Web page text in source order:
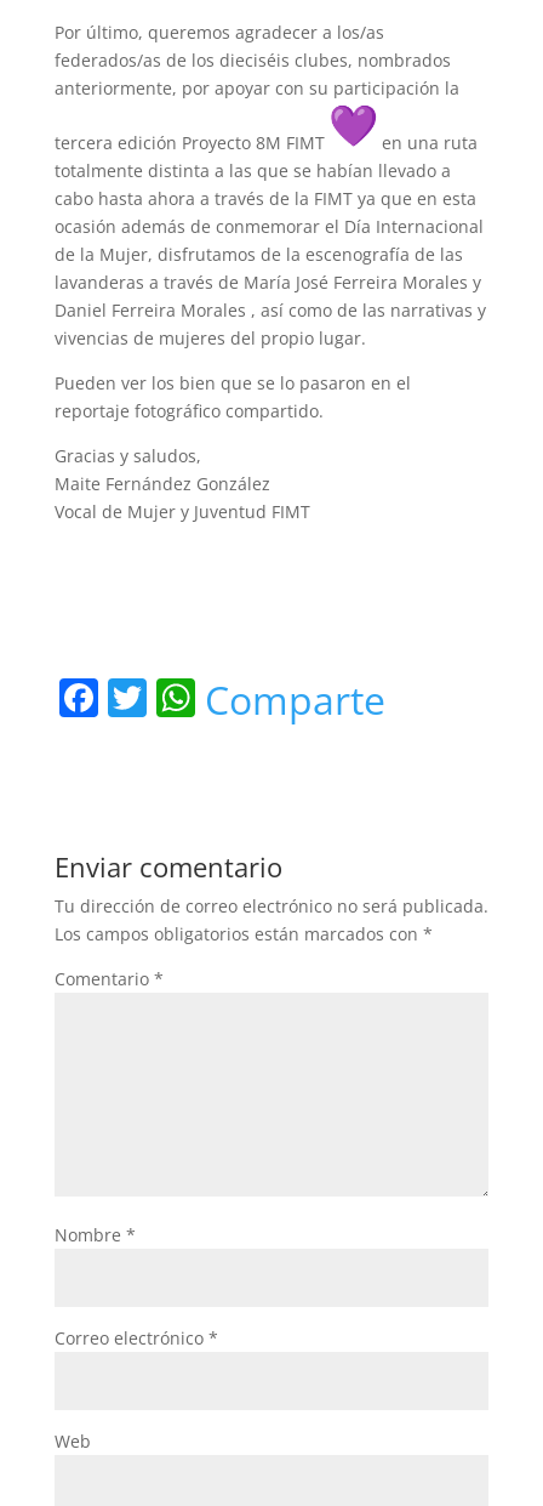
Por último, queremos agradecer a los/as
federados/as de los dieciséis clubes, nombrados
anteriormente, por apoyar con su participación la
tercera edición Proyecto 8M FIMT
en una ruta
totalmente distinta a las que se habían llevado a
cabo hasta ahora a través de la FIMT ya que en esta
ocasión además de conmemorar el Día Internacional
de la Mujer, disfrutamos de la escenografía de las
lavanderas a través de María José Ferreira Morales y
Daniel Ferreira Morales , así como de las narrativas y
vivencias de mujeres del propio lugar.
Pueden ver los bien que se lo pasaron en el
reportaje fotográfico compartido.
Gracias y saludos,
Maite Fernández González
Vocal de Mujer y Juventud FIMT
F
b
o
o
k
T W
A
p
p
Comparte
Enviar comentario
Tu dirección de correo electrónico no será publicada.
Los campos obligatorios están marcados con *
Comentario *
Nombre *
Correo electrónico *
Web